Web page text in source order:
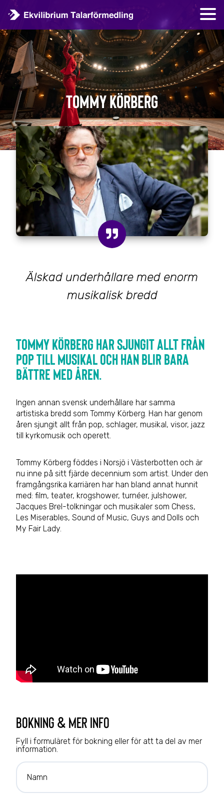
Tommy Körberg
Älskad underhållare med enorm
musikalisk bredd
Tommy Körberg har sjungit allt från
pop till musikal och han blir bara
bättre med åren.
Ingen annan svensk underhållare har samma
artistiska bredd som Tommy Körberg. Han har genom
åren sjungit allt från pop, schlager, musikal, visor, jazz
till kyrkomusik och operett.
Tommy Körberg föddes i Norsjö i Västerbotten och är
nu inne på sitt fjärde decennium som artist. Under den
framgångsrika karriären har han bland annat hunnit
med: film, teater, krogshower, turnéer, julshower,
Jacques Brel-tolkningar och musikaler som Chess,
Les Miserables, Sound of Music, Guys and Dolls och
My Fair Lady.
bokning & mer info
Fyll i formuläret för bokning eller för att ta del av mer
information.
Namn